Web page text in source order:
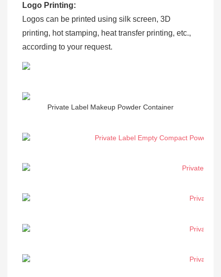
Logo Printing:
Logos can be printed using silk screen, 3D
printing, hot stamping, heat transfer printing, etc.,
according to your request.
Private Label Makeup Powder Container